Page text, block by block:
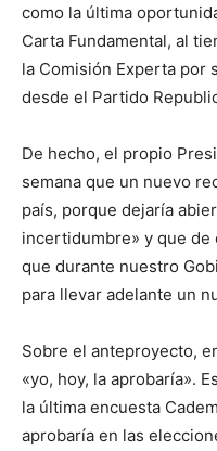
como la última
Carta Fundamental, al
la Comisión Experta por
desde el Partido
De hecho, el propio
semana que un nuevo
país, porque dejaría
incertidumbre» y que
que durante nuestro
para llevar adelante un
Sobre el anteproyecto,
«yo, hoy, la aprobaría».
la última encuesta
aprobaría en las